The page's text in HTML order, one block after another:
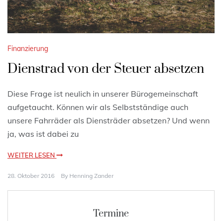
Finanzierung
Dienstrad von der Steuer absetzen
Diese Frage ist neulich in unserer Bürogemeinschaft
aufgetaucht. Können wir als Selbstständige auch
unsere Fahrräder als Diensträder absetzen? Und wenn
ja, was ist dabei zu
WEITER LESEN
28. Oktober 2016 By Henning Zander
Termine